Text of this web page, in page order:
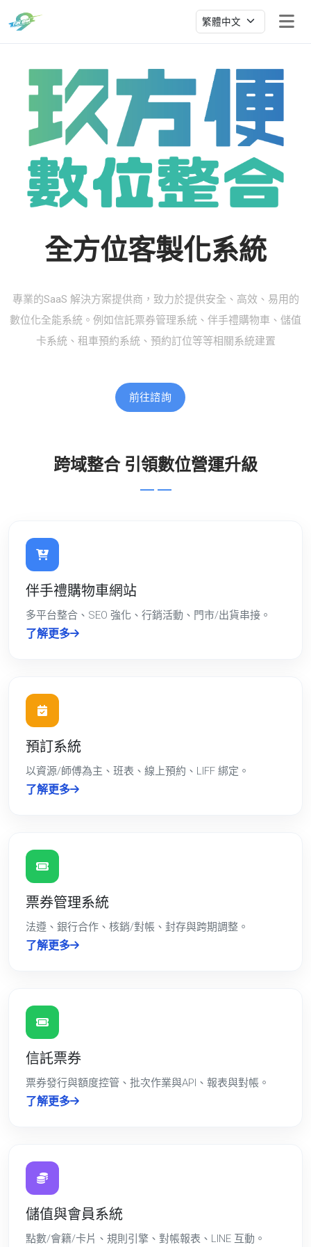
全方位客製化系統
專業的SaaS 解決方案提供商，致力於提供安全、高效、易用的
數位化全能系統。例如信託票券管理系統、伴手禮購物車、儲值
卡系統、租車預約系統、預約訂位等等相關系統建置
前往諮詢
跨域整合 引領數位營運升級
伴手禮購物車網站
多平台整合、SEO 強化、行銷活動、門市/出貨串接。
了解更多
預訂系統
以資源/師傅為主、班表、線上預約、LIFF 綁定。
了解更多
票券管理系統
法遵、銀行合作、核銷/對帳、封存與跨期調整。
了解更多
信託票券
票券發行與額度控管、批次作業與API、報表與對帳。
了解更多
儲值與會員系統
點數/會籍/卡片、規則引擎、對帳報表、LINE 互動。